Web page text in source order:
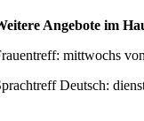
Angebote im
mittwochs
Deutsch: